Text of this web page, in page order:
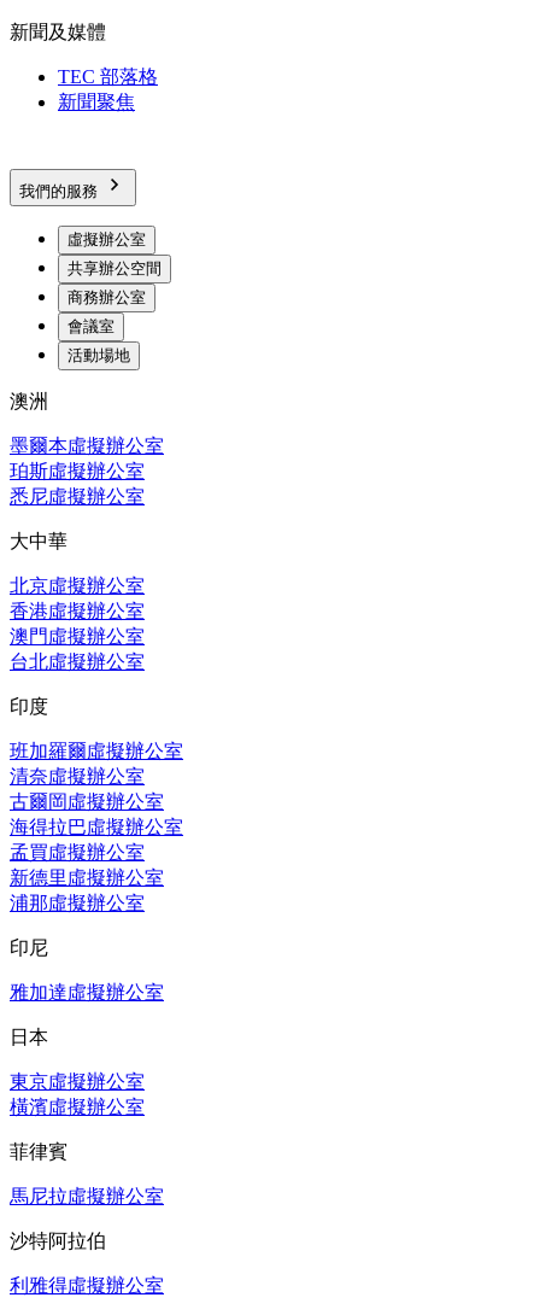
新聞及媒體
TEC 部落格
新聞聚焦
我們的服務
虛擬辦公室
共享辦公空間
商務辦公室
會議室
活動場地
澳洲
墨爾本虛擬辦公室
珀斯虛擬辦公室
悉尼虛擬辦公室
大中華
北京虛擬辦公室
香港虛擬辦公室
澳門虛擬辦公室
台北虛擬辦公室
印度
班加羅爾虛擬辦公室
清奈虛擬辦公室
古爾岡虛擬辦公室
海得拉巴虛擬辦公室
孟買虛擬辦公室
新德里虛擬辦公室
浦那虛擬辦公室
印尼
雅加達虛擬辦公室
日本
東京虛擬辦公室
橫濱虛擬辦公室
菲律賓
馬尼拉虛擬辦公室
沙特阿拉伯
利雅得虛擬辦公室